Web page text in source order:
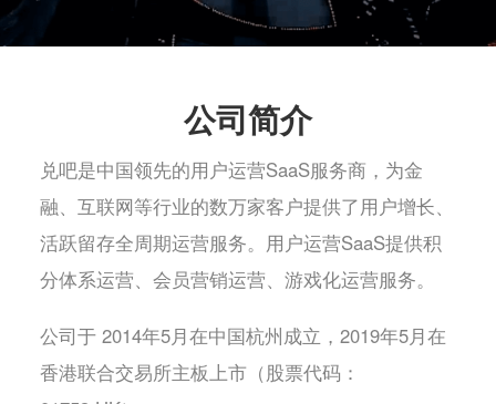
公司简介
兑吧是中国领先的用户运营SaaS服务商，为金
融、互联网等行业的数万家客户提供了用户增长、
活跃留存全周期运营服务。用户运营SaaS提供积
分体系运营、会员营销运营、游戏化运营服务。
公司于 2014年5月在中国杭州成立，2019年5月在
香港联合交易所主板上市（股票代码：